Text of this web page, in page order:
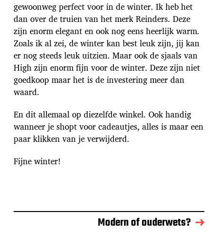
gewoonweg perfect voor in de winter. Ik heb het
dan over de truien van het merk Reinders. Deze
zijn enorm elegant en ook nog eens heerlijk warm.
Zoals ik al zei, de winter kan best leuk zijn, jij kan
er nog steeds leuk uitzien. Maar ook de sjaals van
High zijn enorm fijn voor de winter. Deze zijn niet
goedkoop maar het is de investering meer dan
waard.
En dit allemaal op diezelfde winkel. Ook handig
wanneer je shopt voor cadeautjes, alles is maar een
paar klikken van je verwijderd.
Fijne winter!
Modern of ouderwets?